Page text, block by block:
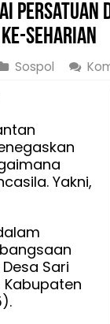
Persatuan
Seharian
Sospol
Yakni,
Sari
Kabupaten